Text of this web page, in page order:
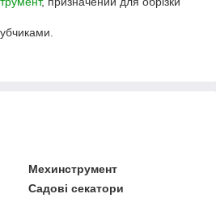
Мехинструмент
Садові секатори